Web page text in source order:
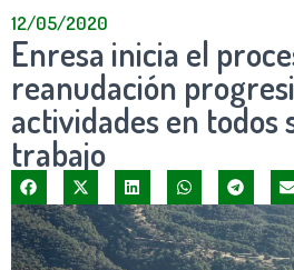
12/05/2020
Enresa inicia el
reanudación
actividades en todos
trabajo